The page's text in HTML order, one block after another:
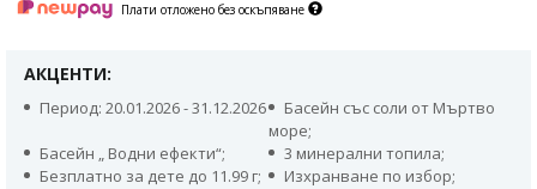
Плати отложено без оскъпяване
АКЦЕНТИ:
Период: 20.01.2026 - 31.12.2026
Басейн със соли от Мъртво
море;
Басейн „ Водни ефекти“;
3 минерални топила;
Безплатно за дете до 11.99 г;
Изхранване по избор;